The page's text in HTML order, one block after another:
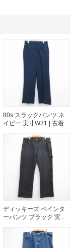
80s スラックパンツ ネ
イビー 実寸W31 | 古着
ディッキーズ ペインタ
ーパンツ ブラック 実寸